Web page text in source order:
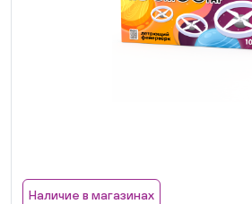
Наличие в магазинах